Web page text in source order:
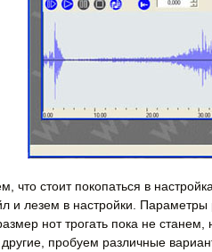
что стоит покопаться в
и лезем в настройки.
нот трогать пока не
пробуем различные